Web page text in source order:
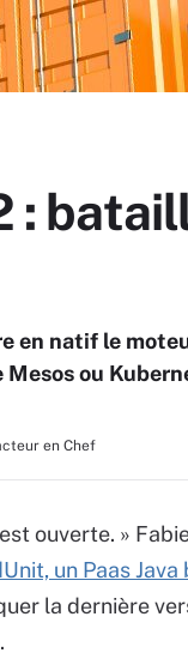
:
en natif le
Mesos ou
en Chef
ouverte. »
un Paas
la dernière